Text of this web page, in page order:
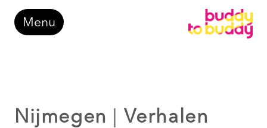
Doorgaan
naarMenu
Nijmegen Verhalen